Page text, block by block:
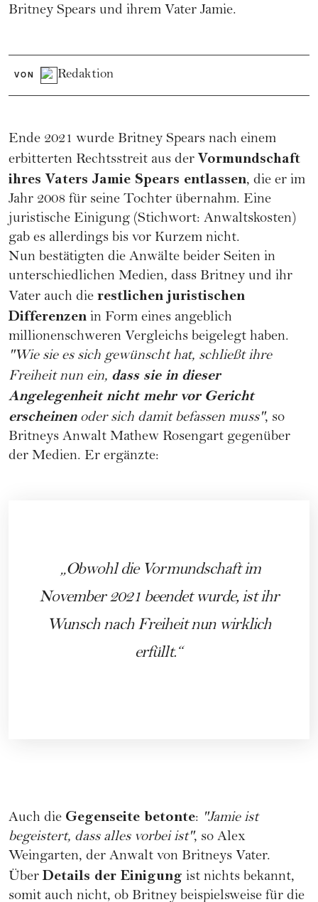
Britney Spears und ihrem Vater Jamie.
VON Redaktion
Ende 2021 wurde Britney Spears nach einem
erbitterten Rechtsstreit aus der Vormundschaft
ihres Vaters Jamie Spears entlassen, die er im
Jahr 2008 für seine Tochter übernahm. Eine
juristische Einigung (Stichwort: Anwaltskosten)
gab es allerdings bis vor Kurzem nicht.
Nun bestätigten die Anwälte beider Seiten in
unterschiedlichen Medien, dass Britney und ihr
Vater auch die restlichen juristischen
Differenzen in Form eines angeblich
millionenschweren Vergleichs beigelegt haben.
"Wie sie es sich gewünscht hat, schließt ihre
Freiheit nun ein, dass sie in dieser
Angelegenheit nicht mehr vor Gericht
erscheinenoder sich damit befassen muss", so
Britneys Anwalt Mathew Rosengart gegenüber
der Medien. Er ergänzte:
Obwohl die Vormundschaft im
November 2021 beendet wurde, ist ihr
Wunsch nach Freiheit nun wirklich
erfüllt.
Auch die Gegenseite betonte: "Jamie ist
begeistert, dass alles vorbei ist", so Alex
Weingarten, der Anwalt von Britneys Vater.
ÜberDetails der Einigung ist nichts bekannt,
somit auch nicht, ob Britney beispielsweise für die